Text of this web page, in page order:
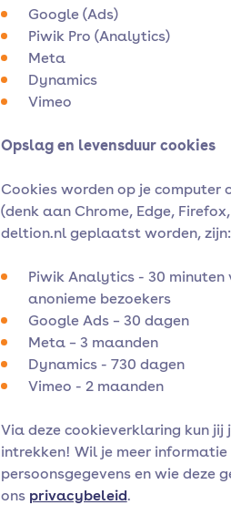
Google (Ads)
Piwik Pro (Analytics)
Meta
Dynamics
Vimeo
Opslag en levensduur cookies
Cookies worden op je
(denk aan Chrome, Edge,
deltion.nl geplaatst worden, zijn:
Piwik Analytics - 30 minuten
anonieme bezoekers
Google Ads – 30 dagen
Meta – 3 maanden
Dynamics - 730 dagen
Vimeo - 2 maanden
Via deze cookieverklaring kun
intrekken! Wil je meer
persoonsgegevens en wie deze
ons privacybeleid.